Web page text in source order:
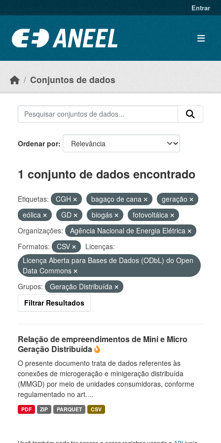
Entrar
Conjuntos de dados
Ordenar por
1 conjunto de dados encontrado
Etiquetas: CGH bagaço de cana
geração
eólica
GD biogás
fotovoltáica
Organizações:
Agência Nacional de Energia Elétrica
Formatos:
CSV
Licenças:
Licença Aberta para Bases de Dados (ODbL) do Open
Data Commons
Grupos:
Geração Distribuída
Filtrar Resultados
Relação de empreendimentos de Mini e Micro
Geração Distribuída
O presente documento trata de dados referentes às
conexões de microgeração e minigeração distribuída
(MMGD) por meio de unidades consumidoras, conforme
regulamentado no art....
PDF ZIP PARQUET CSV